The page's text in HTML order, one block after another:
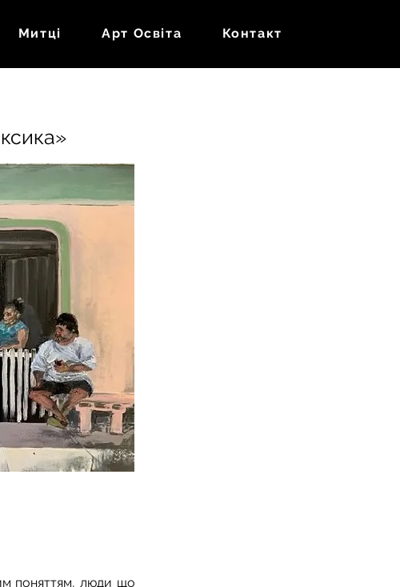
Митці Арт Oсвіта Контакт
поняттям, люди що